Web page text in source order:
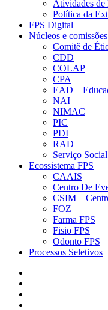
Atividades de
Política da
FPS Digital
Núcleos e comissões
Comitê de
CDD
COLAP
CPA
EAD –
NAI
NIMAC
PIC
PDI
RAD
Serviço
Ecossistema FPS
CAAIS
Centro De
CSIM –
FOZ
Farma FPS
Fisio FPS
Odonto FPS
Processos Seletivos